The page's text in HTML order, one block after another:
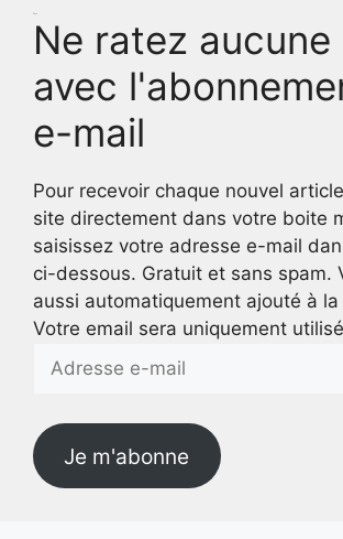
Ne ratez aucune
avec
e-mail
Pour recevoir chaque nouvel
site directement dans votre boite
saisissez votre adresse e-mail
ci-dessous. Gratuit et sans spam.
aussi automatiquement ajouté à
Votre email sera uniquement
Adresse
Je m'abonne